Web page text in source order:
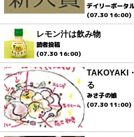
デイリーポータ
(07.30 16:00)
レモン汁は飲み物
読者投稿
(07.30 16:00)
TAKOYAKI
る
みさ子の娘
(07.30 11:00)